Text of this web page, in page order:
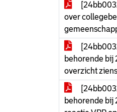
over
behorende bij
overzicht
behorende bij